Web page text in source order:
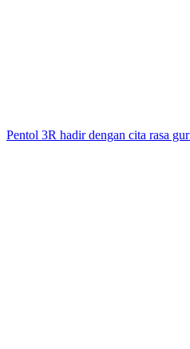
Pentol 3R hadir dengan cita rasa